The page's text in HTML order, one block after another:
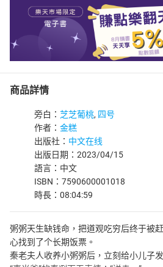
商品詳情
旁白： 芝芝葡桃, 四号
作者： 金糕
出版社： 中文在线
出版日期：2023/04/15
語言：中文
ISBN：7590600001018
時長：08:04:59
粥粥天生缺钱命，把道观吃穷后终于被
心找到了个长期饭票。
秦老夫人收养小粥粥后，立刻给小儿子